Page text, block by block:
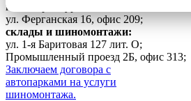
г. Екатеринбург
ул. Ферганская 16, офис 209;
склады и шиномонтажи:
ул. 1-я Баритовая 127 лит. О;
Промышленный проезд 2Б, офис 313;
Заключаем договора с
автопарками на услуги
шиномонтажа.